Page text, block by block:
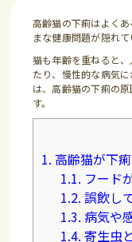
高齢猫の下痢はよく
まな健康問題が隠れて
猫も年齢を重ねると
たり、慢性的な病気
は、高齢猫の下痢の
す。
1. 高齢猫が下
1.1. フード
1.2. 誤飲し
1.3. 病気や
1.4. 寄生虫